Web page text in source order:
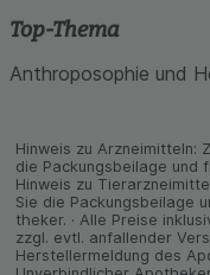
Top-Thema
Anthroposophie und
Hinweis zu Arzneimitteln:
die Packungs­beilage und
Hinweis zu
Sie die Packungs­beilage
theker. · Alle Preise
zzgl. evtl. anfallender
Herstellermeldung des